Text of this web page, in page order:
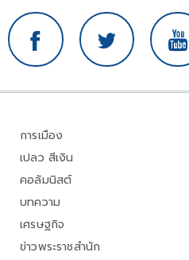
การเมือง
เปลว สีเงิน
คอลัมนิสต์
บทความ
เศรษฐกิจ
ข่าวพระราชสำนัก